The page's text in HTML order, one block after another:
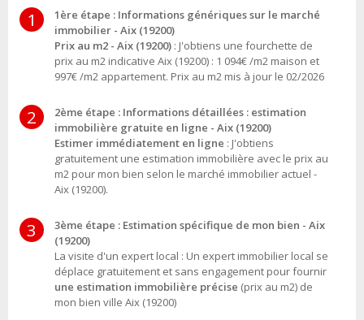
1
1ère étape : Informations génériques sur le marché
immobilier - Aix (19200)
Prix au m2 - Aix (19200) : J'obtiens une fourchette de
prix au m2 indicative Aix (19200) : 1 094€ /m2 maison et
997€ /m2 appartement. Prix au m2 mis à jour le 02/2026
2
2ème étape : Informations détaillées : estimation
immobilière gratuite en ligne - Aix (19200)
Estimer immédiatement en ligne : J'obtiens
gratuitement une estimation immobilière avec le prix au
m2 pour mon bien selon le marché immobilier actuel -
Aix (19200).
3
3ème étape : Estimation spécifique de mon bien - Aix
(19200)
La visite d'un expert local : Un expert immobilier local se
déplace gratuitement et sans engagement pour fournir
une estimation immobilière précise (prix au m2) de
mon bien ville Aix (19200)